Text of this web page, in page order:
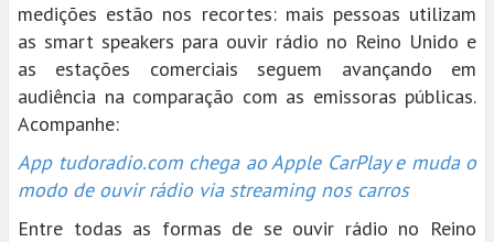
medições estão nos recortes: mais pessoas utilizam
as smart speakers para ouvir rádio no Reino Unido e
as estações comerciais seguem avançando em
audiência na comparação com as emissoras públicas.
Acompanhe:
App tudoradio.com chega ao Apple CarPlay e muda o
modo de ouvir rádio via streaming nos carros
Entre todas as formas de se ouvir rádio no Reino